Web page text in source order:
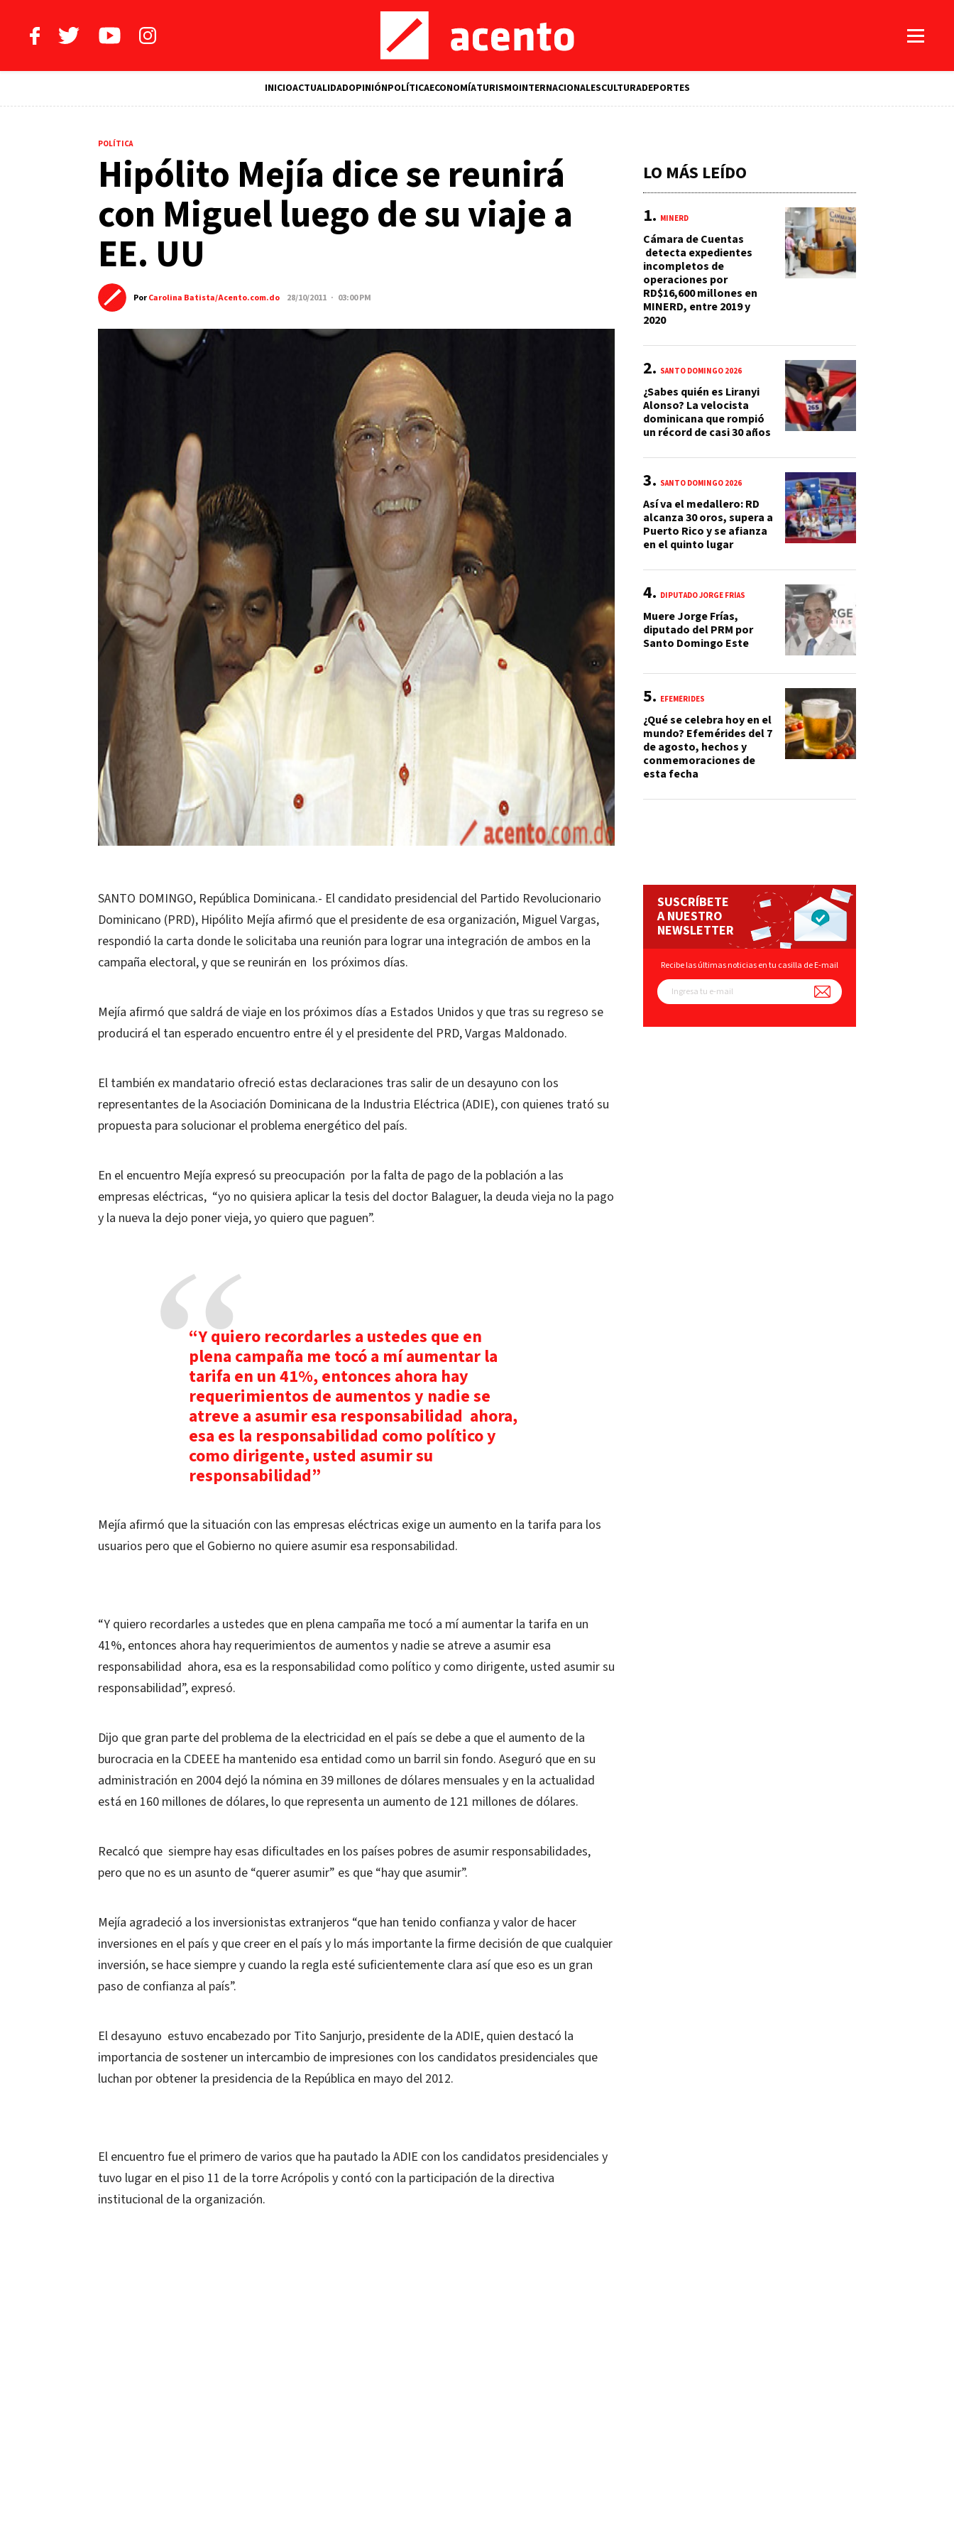
INICIOACTUALIDADOPINIÓNPOLÍTICAECONOMÍATURISMOINTERNACIONALESCULTURADEPORTES
POLÍTICA
Hipólito Mejía dice se reunirá
con Miguel luego de su viaje a
EE. UU
PorCarolina Batista/Acento.com.do 28/10/2011 · 03:00 PM
SANTO DOMINGO, República Dominicana.- El candidato presidencial del Partido Revolucionario
Dominicano (PRD), Hipólito Mejía afirmó que el presidente de esa organización, Miguel Vargas,
respondió la carta donde le solicitaba una reunión para lograr una integración de ambos en la
campaña electoral, y que se reunirán en los próximos días.
Mejía afirmó que saldrá de viaje en los próximos días a Estados Unidos y que tras su regreso se
producirá el tan esperado encuentro entre él y el presidente del PRD, Vargas Maldonado.
El también ex mandatario ofreció estas declaraciones tras salir de un desayuno con los
representantes de la Asociación Dominicana de la Industria Eléctrica (ADIE), con quienes trató su
propuesta para solucionar el problema energético del país.
En el encuentro Mejía expresó su preocupación por la falta de pago de la población a las
empresas eléctricas, “yo no quisiera aplicar la tesis del doctor Balaguer, la deuda vieja no la pago
y la nueva la dejo poner vieja, yo quiero que paguen”.
“Y quiero recordarles a ustedes que en
plena campaña me tocó a mí aumentar la
tarifa en un 41%, entonces ahora hay
requerimientos de aumentos y nadie se
atreve a asumir esa responsabilidad ahora,
esa es la responsabilidad como político y
como dirigente, usted asumir su
responsabilidad”
Mejía afirmó que la situación con las empresas eléctricas exige un aumento en la tarifa para los
usuarios pero que el Gobierno no quiere asumir esa responsabilidad.
“Y quiero recordarles a ustedes que en plena campaña me tocó a mí aumentar la tarifa en un
41%, entonces ahora hay requerimientos de aumentos y nadie se atreve a asumir esa
responsabilidad ahora, esa es la responsabilidad como político y como dirigente, usted asumir su
responsabilidad”, expresó.
Dijo que gran parte del problema de la electricidad en el país se debe a que el aumento de la
burocracia en la CDEEE ha mantenido esa entidad como un barril sin fondo. Aseguró que en su
administración en 2004 dejó la nómina en 39 millones de dólares mensuales y en la actualidad
está en 160 millones de dólares, lo que representa un aumento de 121 millones de dólares.
Recalcó que siempre hay esas dificultades en los países pobres de asumir responsabilidades,
pero que no es un asunto de “querer asumir” es que “hay que asumir”.
Mejía agradeció a los inversionistas extranjeros “que han tenido confianza y valor de hacer
inversiones en el país y que creer en el país y lo más importante la firme decisión de que cualquier
inversión, se hace siempre y cuando la regla esté suficientemente clara así que eso es un gran
paso de confianza al país”.
El desayuno estuvo encabezado por Tito Sanjurjo, presidente de la ADIE, quien destacó la
importancia de sostener un intercambio de impresiones con los candidatos presidenciales que
luchan por obtener la presidencia de la República en mayo del 2012.
El encuentro fue el primero de varios que ha pautado la ADIE con los candidatos presidenciales y
tuvo lugar en el piso 11 de la torre Acrópolis y contó con la participación de la directiva
institucional de la organización.
LO MÁS LEÍDO
MINERD
Cámara de Cuentas
detecta expedientes
incompletos de
operaciones por
RD$16,600 millones en
MINERD, entre 2019 y
2020
SANTO DOMINGO 2026
¿Sabes quién es Liranyi
Alonso? La velocista
dominicana que rompió
un récord de casi 30 años
SANTO DOMINGO 2026
Así va el medallero: RD
alcanza 30 oros, supera a
Puerto Rico y se afianza
en el quinto lugar
DIPUTADO JORGE FRÍAS
Muere Jorge Frías,
diputado del PRM por
Santo Domingo Este
EFEMÉRIDES
¿Qué se celebra hoy en el
mundo? Efemérides del 7
de agosto, hechos y
conmemoraciones de
esta fecha
SUSCRÍBETE
A NUESTRO
NEWSLETTER
Recibe las últimas noticias en tu casilla de E-mail